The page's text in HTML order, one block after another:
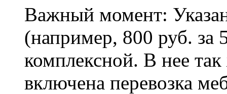
Важный момент:
(например, 800 руб. за
комплексной. В нее
включена перевозка